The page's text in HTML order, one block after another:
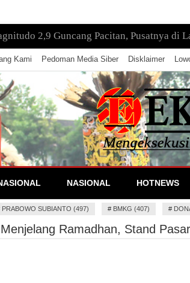
2,9 Guncang Pacitan, Pusatnya di
Kami Pedoman Media Siber Disklaimer
dan Keadilan Informasi
NASIONAL HOTNEWS
PRABOWO SUBIANTO (497) # BMKG (407) #
Menjelang Ramadhan, Stand